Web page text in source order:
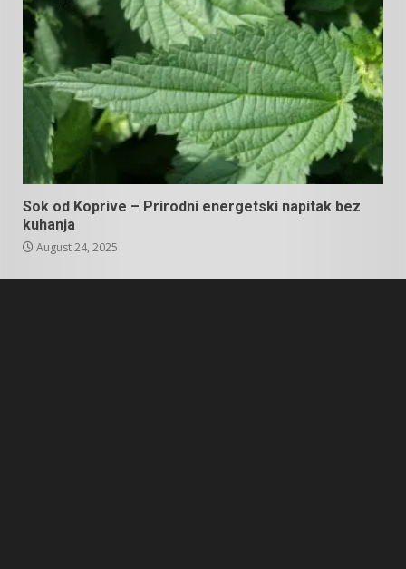
Sok od Koprive – Prirodni energetski napitak bez
kuhanja
August 24, 2025